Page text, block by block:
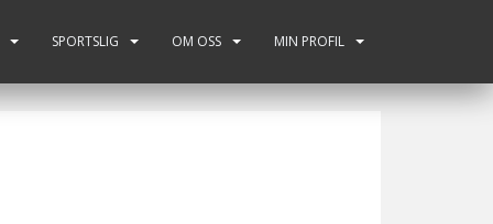
SPORTSLIG OM OSS MIN PROFIL